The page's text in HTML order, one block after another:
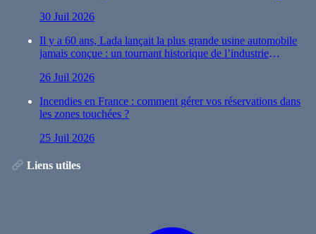
30 Juil 2026
Il y a 60 ans, Lada lançait la plus grande usine automobile
jamais conçue : un tournant historique de l’industrie
26 Juil 2026
Incendies en France : comment gérer vos réservations dans
les zones touchées ?
25 Juil 2026
Liens utiles